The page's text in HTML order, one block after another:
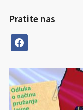
Pratite nas
facebook